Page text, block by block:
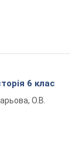
6 клас
О.В.